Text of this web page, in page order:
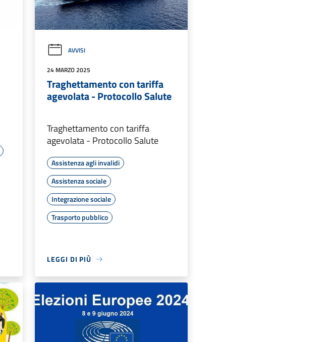
AVVISI
24 MARZO 2025
Traghettamento con tariffa
agevolata - Protocollo Salute
Traghettamento con tariffa
agevolata - Protocollo Salute
Assistenza agli invalidi
Assistenza sociale
Integrazione sociale
Trasporto pubblico
LEGGI DI PIÙ